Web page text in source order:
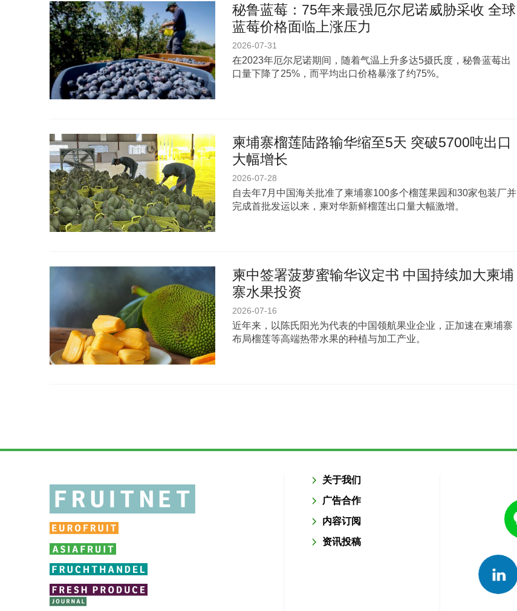
秘鲁蓝莓：75年来最强厄尔尼诺威胁采收 全球
蓝莓价格面临上涨压力
2026-07-31
在2023年厄尔尼诺期间，随着气温上升多达5摄氏度，秘鲁蓝莓出
口量下降了25%，而平均出口价格暴涨了约75%。
柬埔寨榴莲陆路输华缩至5天 突破5700吨出口
大幅增长
2026-07-28
自去年7月中国海关批准了柬埔寨100多个榴莲果园和30家包装厂并
完成首批发运以来，柬对华新鲜榴莲出口量大幅激增。
柬中签署菠萝蜜输华议定书 中国持续加大柬埔
寨水果投资
2026-07-16
近年来，以陈氏阳光为代表的中国领航果业企业，正加速在柬埔寨
布局榴莲等高端热带水果的种植与加工产业。
关于我们
广告合作
内容订阅
资讯投稿